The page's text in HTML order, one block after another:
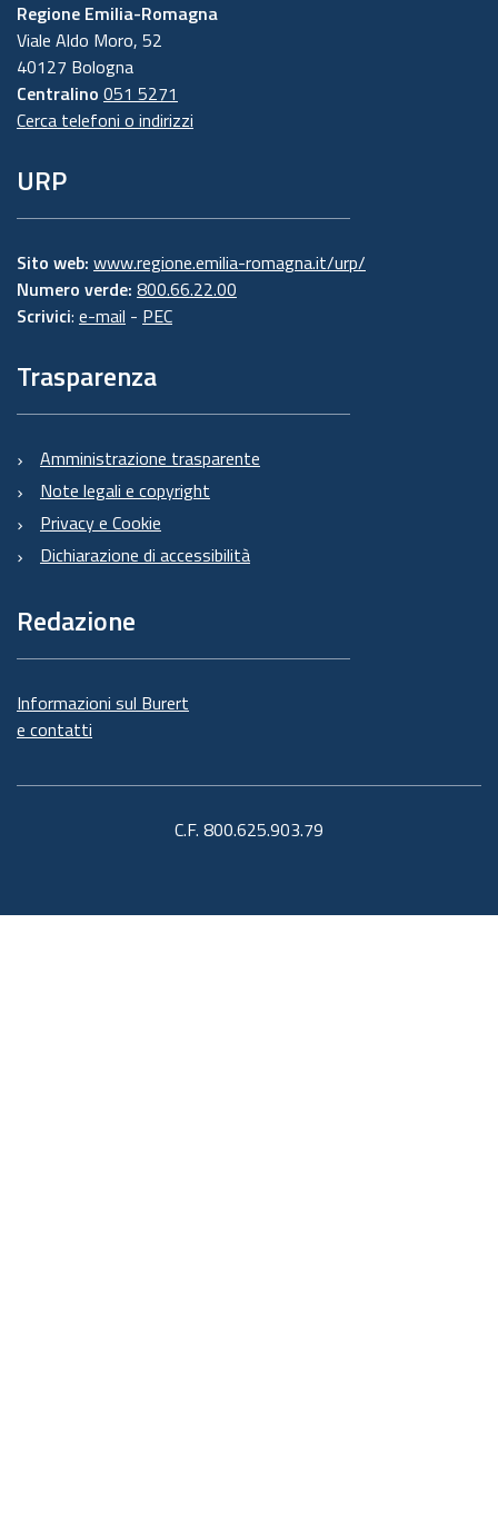
Regione Emilia-Romagna
Viale Aldo Moro, 52
40127 Bologna
Centralino 051 5271
Cerca telefoni o indirizzi
URP
Sito web: www.regione.emilia-romagna.it/urp/
Numero verde: 800.66.22.00
Scrivici: e-mail - PEC
Trasparenza
Amministrazione trasparente
Note legali e copyright
Privacy e Cookie
Dichiarazione di accessibilità
Redazione
Informazioni sul Burert
e contatti
C.F. 800.625.903.79